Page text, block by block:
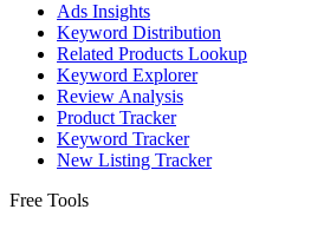
Ads Insights
Keyword Distribution
Related Products Lookup
Keyword Explorer
Review Analysis
Product Tracker
Keyword Tracker
New Listing Tracker
Free Tools